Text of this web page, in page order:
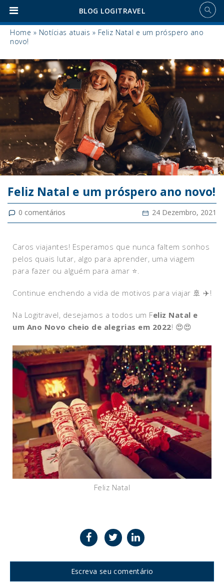
BLOG LOGITRAVEL
Home » Notícias atuais » Feliz Natal e um próspero ano
novo!
Feliz Natal e um próspero ano novo!
0 comentários 24 Dezembro, 2021
Caros viajantes! Esperamos que nunca faltem sonhos
pelos quais lutar, algo para aprender, uma viagem
para fazer ou alguém para amar ⭐.
Continue enchendo a vida de motivos para viajar 🚢 ✈️!
Na Logitravel, desejamos a todos um Feliz Natal e
um Ano Novo cheio de alegrias em 2022! 😍😍
Feliz Natal
Escreva seu comentário